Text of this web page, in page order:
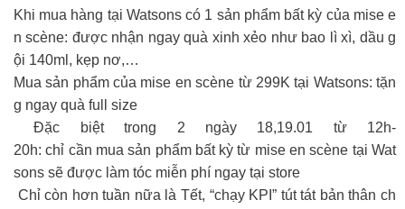
Khi mua hàng tại Watsons có 1 sản phẩm bất kỳ của mise e
n scène: được nhận ngay quà xinh xẻo như bao lì xì, dầu g
ội 140ml, kẹp nơ,…
Mua sản phẩm của mise en scène từ 299K tại Watsons: tặn
g ngay quà full size
Đặc biệt trong 2 ngày 18,19.01 từ 12h-
20h: chỉ cần mua sản phẩm bất kỳ từ mise en scène tại Wat
sons sẽ được làm tóc miễn phí ngay tại store
Chỉ còn hơn tuần nữa là Tết, “chạy KPI” tút tát bản thân ch